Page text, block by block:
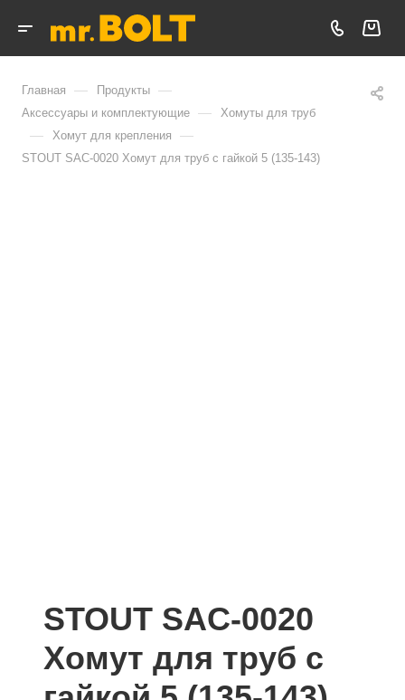
Главная — Продукты —
Аксессуары и комплектующие — Хомуты для труб
— Хомут для крепления —
STOUT SAC-0020 Хомут для труб с гайкой 5 (135-143)
STOUT SAC-0020
Хомут для труб с